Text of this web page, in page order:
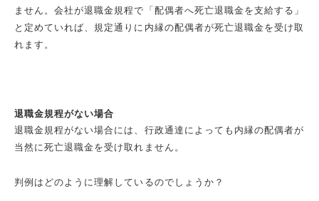
ません。会社が退職金規程で「配偶者へ死亡退職金を支給する」
と定めていれば、規定通りに内縁の配偶者が死亡退職金を受け取
れます。
退職金規程がない場合
退職金規程がない場合には、行政通達によっても内縁の配偶者が
当然に死亡退職金を受け取れません。
判例はどのように理解しているのでしょうか？